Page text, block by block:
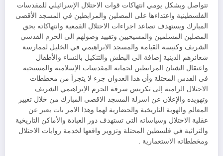
تتواصل وبشكل يومي انتهاكات قوات الاحتلال الإسرائيلي للمقدسات
الفلسطينية واعتداءها على المصلين والمرابطين في المسجد الأقصى
المبارك ويستهدف تصاعد اجراءات الاحتلال القمعية وانتهاكاته بحق
المصلين المسلمين والمسيحيين وتقييد وصولهم الى الحرم القدسي
الشريف وكنيسة القيامة والمسجد الابراهيمي في الخليل لممارسة
شعائرهم الدينية إضافة الى البطش والتنكيل بالنساء والأطفال
واعتقال الشبان المرابطين لحماية المقدسات الإسلامية والمسيحية
في القدس المحتلة وأن هذا العدوان جزء لا يتجزأ من مخططات
الاحتلال الرامية إلى تكريس سرقة الحرم الإبراهيمي الشريف
وتهويده والإعلان عن اسرلة المسجد الاقصى المبارك من خلال تغيير
المعالم والهوية التاريخية والحضارية لهما وهذا الامر بات يعبر عن
عقلية الاحتلال وسياساته التي تستهدف دور العبادة والأماكن التاريخية
والتراثية في فلسطين المحتلة وتزوير واقعها لخدمة روايات الاحتلال
ومخططاته الاستعمارية .